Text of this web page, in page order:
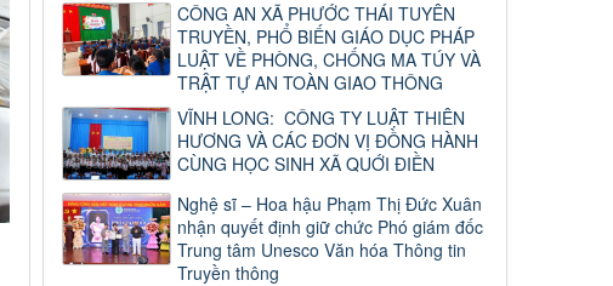
CÔNG AN XÃ PHƯỚC THÁI TUYÊN
TRUYỀN, PHỔ BIẾN GIÁO DỤC PHÁP
LUẬT VỀ PHÒNG, CHỐNG MA TÚY VÀ
TRẬT TỰ AN TOÀN GIAO THÔNG
VĨNH LONG: CÔNG TY LUẬT THIÊN
HƯƠNG VÀ CÁC ĐƠN VỊ ĐỒNG HÀNH
CÙNG HỌC SINH XÃ QUỚI ĐIỀN
Nghệ sĩ – Hoa hậu Phạm Thị Đức Xuân
nhận quyết định giữ chức Phó giám đốc
Trung tâm Unesco Văn hóa Thông tin
Truyền thông